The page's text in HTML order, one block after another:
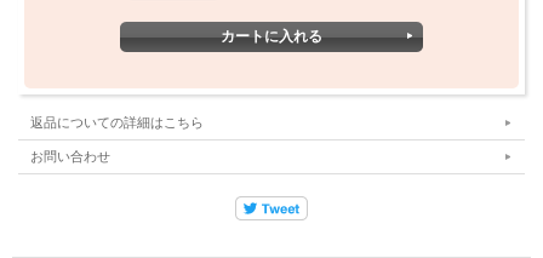
「HUBS」の刺繍ロゴとチェッカーパターンがアクセントとな
す。MとLの2サイズ展開で、動きやすいリラックスフィット仕
様。部屋着としても、サーフィン後のリラックスタイムやタウン
ユースにも最適。この冬のデイリーユースに欠かせない一着で
す。
返品についての詳細はこちら
お問い合わせ